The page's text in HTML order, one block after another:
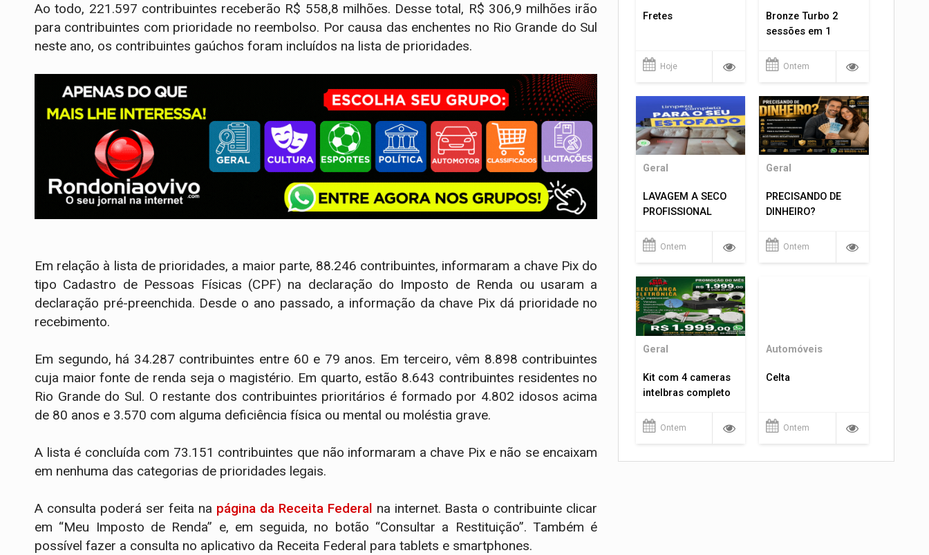
Ao todo, 221.597 contribuintes receberão R$ 558,8 milhões. Desse total, R$ 306,9 milhões irão
para contribuintes com prioridade no reembolso. Por causa das enchentes no Rio Grande do Sul
neste ano, os contribuintes gaúchos foram incluídos na lista de prioridades.
Em relação à lista de prioridades, a maior parte, 88.246 contribuintes, informaram a chave Pix do
tipo Cadastro de Pessoas Físicas (CPF) na declaração do Imposto de Renda ou usaram a
declaração pré-preenchida. Desde o ano passado, a informação da chave Pix dá prioridade no
recebimento.
Em segundo, há 34.287 contribuintes entre 60 e 79 anos. Em terceiro, vêm 8.898 contribuintes
cuja maior fonte de renda seja o magistério. Em quarto, estão 8.643 contribuintes residentes no
Rio Grande do Sul. O restante dos contribuintes prioritários é formado por 4.802 idosos acima
de 80 anos e 3.570 com alguma deficiência física ou mental ou moléstia grave.
A lista é concluída com 73.151 contribuintes que não informaram a chave Pix e não se encaixam
em nenhuma das categorias de prioridades legais.
A consulta poderá ser feita na página da Receita Federal na internet. Basta o contribuinte clicar
em “Meu Imposto de Renda” e, em seguida, no botão “Consultar a Restituição”. Também é
possível fazer a consulta no aplicativo da Receita Federal para tablets e smartphones.
Fretes
Hoje
Bronze Turbo 2
sessões em 1
Ontem
Geral
LAVAGEM A SECO
PROFISSIONAL
Ontem
Geral
PRECISANDO DE
DINHEIRO?
Ontem
Geral
Kit com 4 cameras
intelbras completo
Ontem
Automóveis
Celta
Ontem